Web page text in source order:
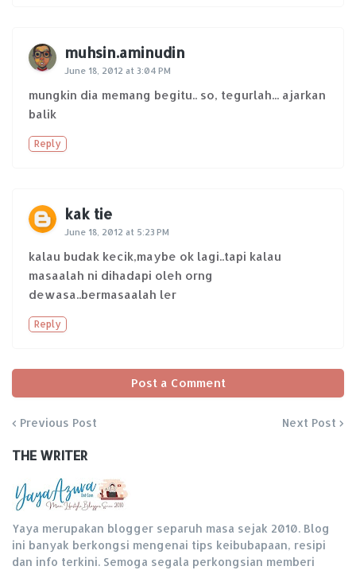
muhsin.aminudin
June 18, 2012 at 3:04 PM
mungkin dia memang begitu.. so, tegurlah... ajarkan
balik
Reply
kak tie
June 18, 2012 at 5:23 PM
kalau budak kecik,maybe ok lagi..tapi kalau
masaalah ni dihadapi oleh orng
dewasa..bermasaalah ler
Reply
Post a Comment
Previous Post Next Post
THE WRITER
Yaya merupakan blogger separuh masa sejak 2010. Blog
ini banyak berkongsi mengenai tips keibubapaan, resipi
dan info terkini. Semoga segala perkongsian memberi